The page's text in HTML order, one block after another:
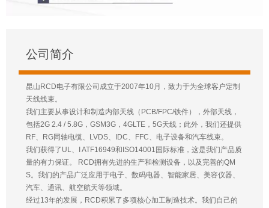
公司简介
昆山RCD电子有限公司成立于2007年10月，致力于为全球客户定制
天线线束。
我们主要从事设计和制造内部天线（PCB/FPC/铁件），外部天线，
包括2G 2.4 / 5.8G，GSM3G，4GLTE，5G天线；此外，我们还提供
RF、RG同轴电缆、LVDS、IDC、FFC、电子设备和汽车线束。
我们获得了UL、I ATF16949和ISO14001国际标准，这是我们产品质
量的有力保证。 RCD拥有先进的生产和检测设备，以及完善的QM
S。我们的产品广泛应用于电子、数码电器、智能家居、美容仪器、
汽车、通讯、航空航天等领域。
经过13年的发展，RCD积累了多项核心加工制造技术。我们自己的